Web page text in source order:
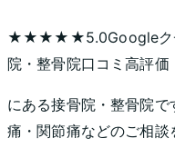
★★★★★5.0Googleク
院・整骨院口コミ高評価
にある接骨院・整骨院
痛・関節痛などのご相